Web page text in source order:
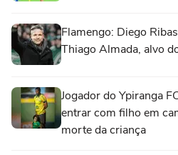
Flamengo: Diego
Thiago Almada, alvo
Jogador do Ypiranga
entrar com filho em
morte da criança